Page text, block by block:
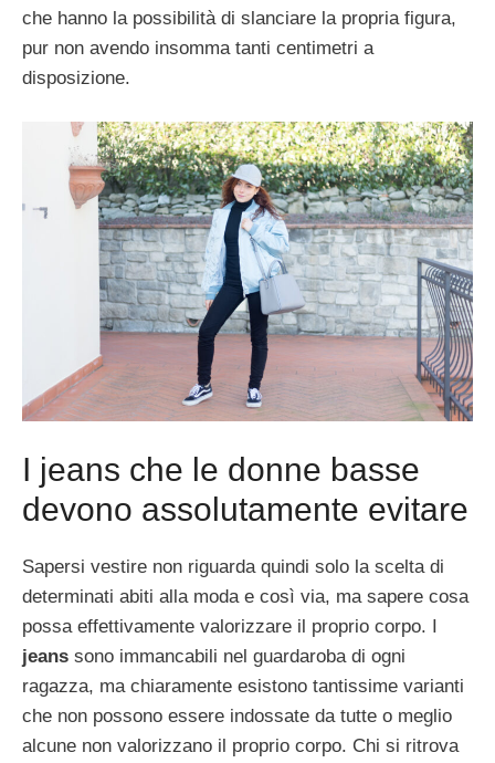
che hanno la possibilità di slanciare la propria figura,
pur non avendo insomma tanti centimetri a
disposizione.
I jeans che le donne basse
devono assolutamente evitare
Sapersi vestire non riguarda quindi solo la scelta di
determinati abiti alla moda e così via, ma sapere cosa
possa effettivamente valorizzare il proprio corpo. I
jeans sono immancabili nel guardaroba di ogni
ragazza, ma chiaramente esistono tantissime varianti
che non possono essere indossate da tutte o meglio
alcune non valorizzano il proprio corpo. Chi si ritrova